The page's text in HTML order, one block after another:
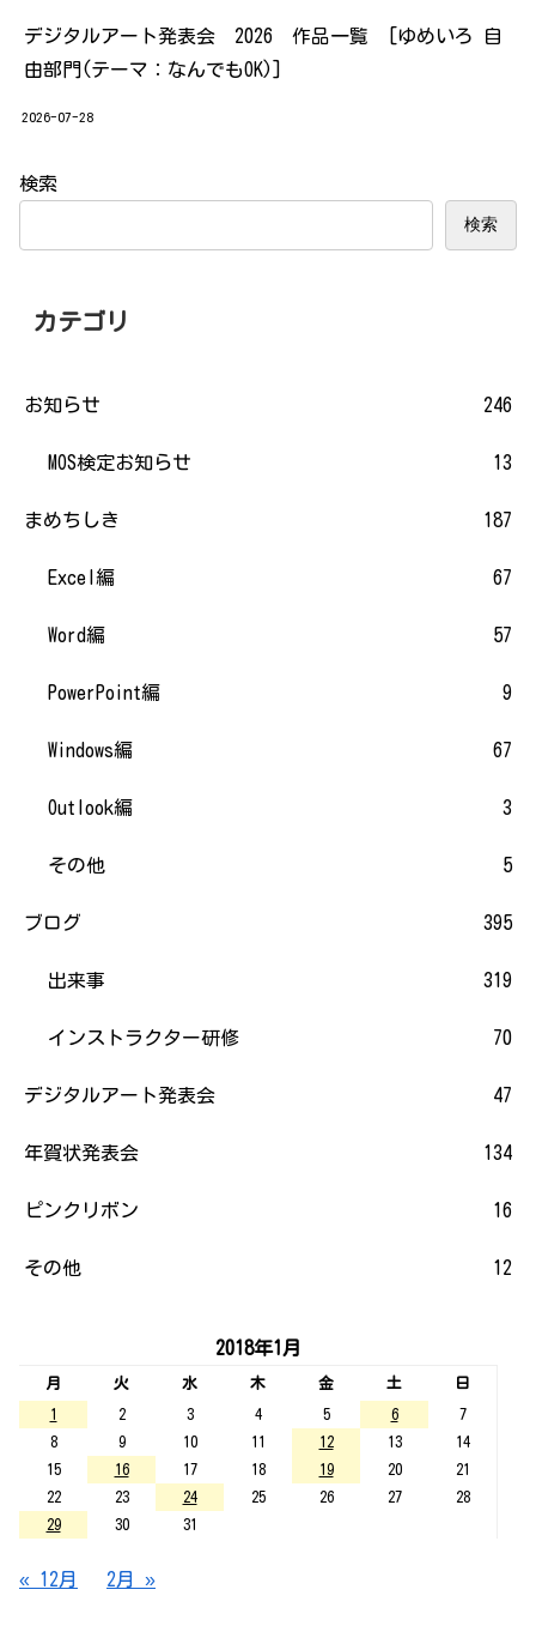
デジタルアート発表会 2026 作品一覧 [ゆめいろ 自
由部門(テーマ：なんでもOK)]
2026-07-28
検索
検索
カテゴリ
お知らせ 246
MOS検定お知らせ 13
まめちしき 187
Excel編 67
Word編 57
PowerPoint編 9
Windows編 67
Outlook編 3
その他 5
ブログ 395
出来事 319
インストラクター研修 70
デジタルアート発表会 47
年賀状発表会 134
ピンクリボン 16
その他 12
2018年1月
月 火 水 木 金 土
日
1
2 3 4 5 6
7
8
9 10 11 12 13
14
15
16 17 18 19 20
21
22
23 24 25 26 27
28
29
30 31
« 12月 2月 »